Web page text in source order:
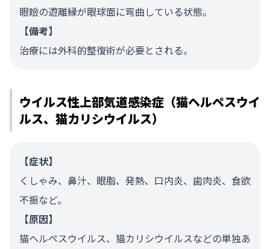
眼瞼の遊離縁が眼球面に弯曲している状態。
【備考】
治療には外科的整復術が必要とされる。
ウイルス性上部気道感染症（猫ヘルペスウイ
ルス、猫カリシウイルス）
【症状】
くしゃみ、鼻汁、眼脂、発熱、口内炎、歯肉炎、食欲
不振など。
【原因】
猫ヘルペスウイルス、猫カリシウイルスなどの単独あ